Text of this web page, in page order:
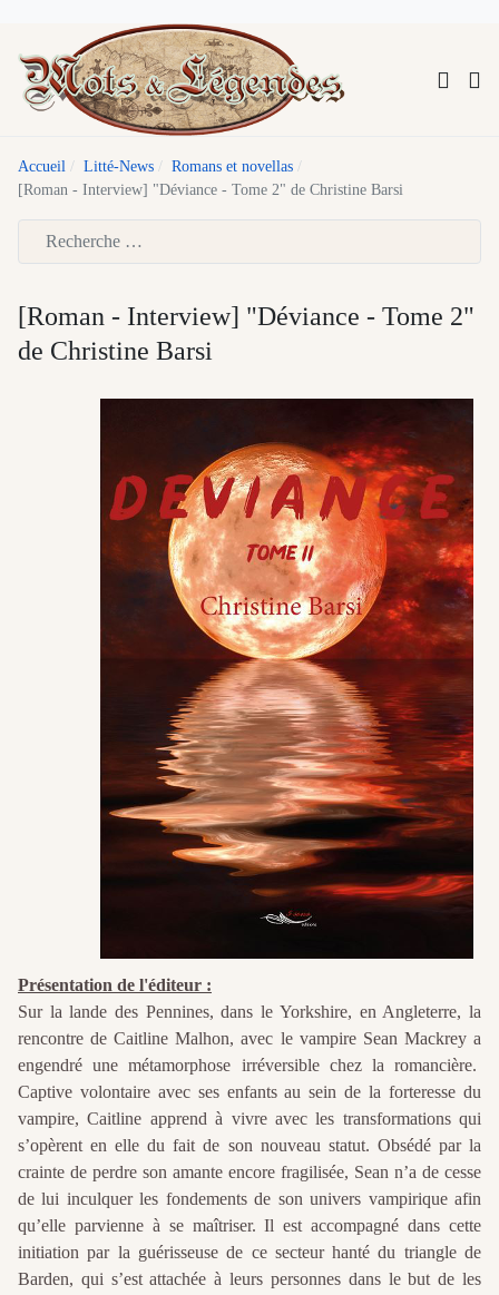
Accueil Litté-News
Romans et novellas
[Roman - Interview] "Déviance - Tome 2" de Christine Barsi
[Roman - Interview] "Déviance - Tome 2"
de Christine Barsi
Présentation de l'éditeur :
Sur la lande des Pennines, dans le Yorkshire, en Angleterre, la
rencontre de Caitline Malhon, avec le vampire Sean Mackrey a
engendré une métamorphose irréversible chez la romancière.
Captive volontaire avec ses enfants au sein de la forteresse du
vampire, Caitline apprend à vivre avec les transformations qui
s’opèrent en elle du fait de son nouveau statut. Obsédé par la
crainte de perdre son amante encore fragilisée, Sean n’a de cesse
de lui inculquer les fondements de son univers vampirique afin
qu’elle parvienne à se maîtriser. Il est accompagné dans cette
initiation par la guérisseuse de ce secteur hanté du triangle de
Barden, qui s’est attachée à leurs personnes dans le but de les